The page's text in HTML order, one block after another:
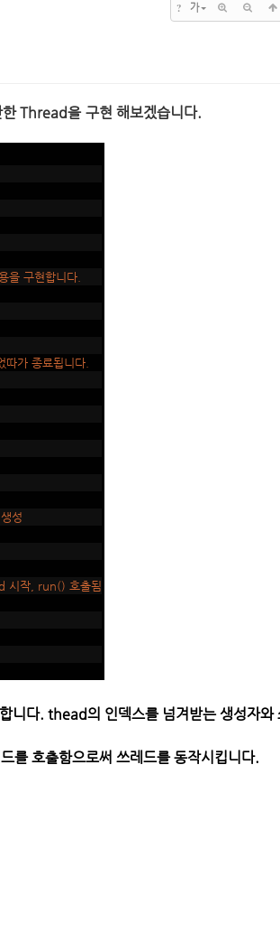
? 가
Thread을 구현 해보겠습니다.
을 구현합니다.
가 종료됩니다.
성
시작, run() 호출됨
다. thead의 인덱스를 넘겨받는 생성자와
호출함으로써 쓰레드를 동작시킵니다.